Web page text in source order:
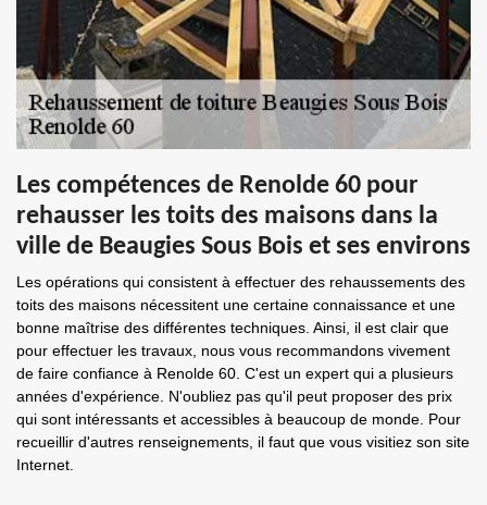
Les compétences de Renolde 60 pour
rehausser les toits des maisons dans la
ville de Beaugies Sous Bois et ses environs
Les opérations qui consistent à effectuer des rehaussements des
toits des maisons nécessitent une certaine connaissance et une
bonne maîtrise des différentes techniques. Ainsi, il est clair que
pour effectuer les travaux, nous vous recommandons vivement
de faire confiance à Renolde 60. C'est un expert qui a plusieurs
années d'expérience. N'oubliez pas qu'il peut proposer des prix
qui sont intéressants et accessibles à beaucoup de monde. Pour
recueillir d'autres renseignements, il faut que vous visitiez son site
Internet.